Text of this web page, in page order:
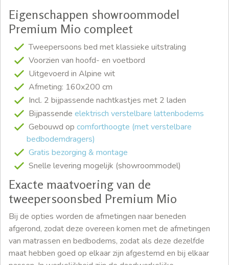
Eigenschappen showroommodel
Premium Mio compleet
Tweepersoons bed met klassieke uitstraling
Voorzien van hoofd- en voetbord
Uitgevoerd in Alpine wit
Afmeting: 160x200 cm
Incl. 2 bijpassende nachtkastjes met 2 laden
Bijpassende elektrisch verstelbare lattenbodems
Gebouwd op comforthoogte (met verstelbare
bedbodemdragers)
Gratis bezorging & montage
Snelle levering mogelijk (showroommodel)
Exacte maatvoering van de
tweepersoonsbed Premium Mio
Bij de opties worden de afmetingen naar beneden
afgerond, zodat deze overeen komen met de afmetingen
van matrassen en bedbodems, zodat als deze dezelfde
maat hebben goed op elkaar zijn afgestemd en bij elkaar